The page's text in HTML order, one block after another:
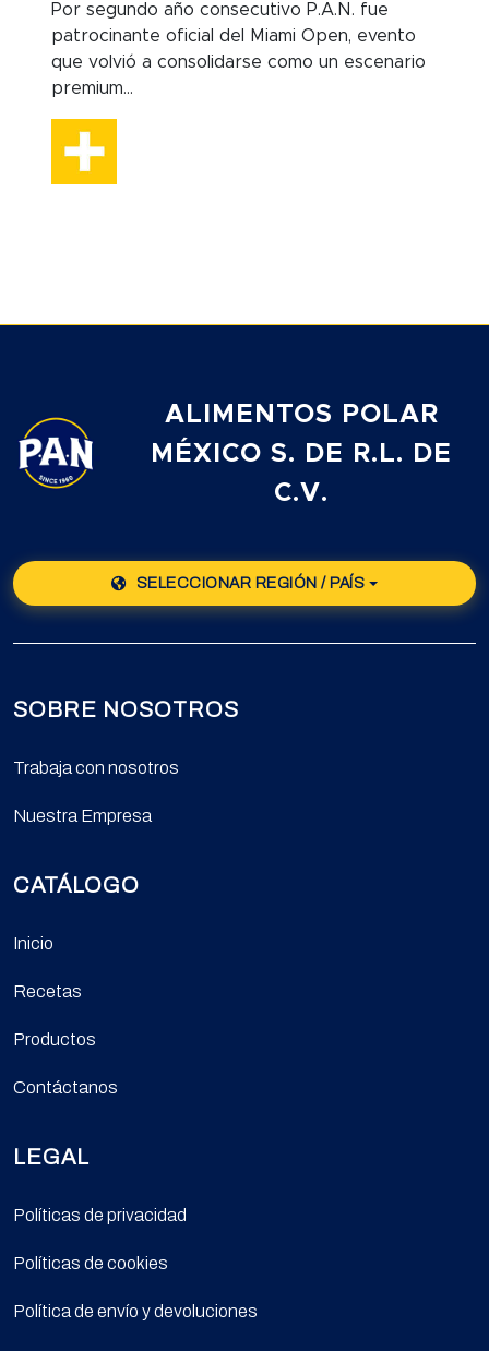
Por segundo año consecutivo P.A.N. fue
patrocinante oficial del Miami Open, evento
que volvió a consolidarse como un escenario
premium...
ALIMENTOS POLAR
MÉXICO S. DE R.L. DE
C.V.
SELECCIONAR REGIÓN / PAÍS
SOBRE NOSOTROS
Trabaja con nosotros
Nuestra Empresa
CATÁLOGO
Inicio
Recetas
Productos
Contáctanos
LEGAL
Políticas de privacidad
Políticas de cookies
Política de envío y devoluciones